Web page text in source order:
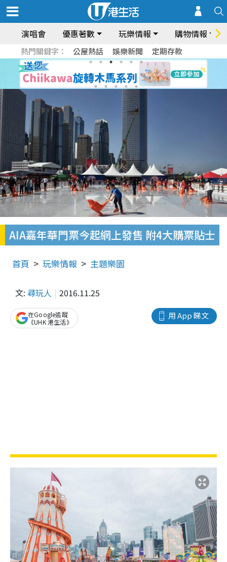
演唱會 優惠著數 玩樂情報 購物情報
熱門關鍵字： 公屋熱話 娛樂新聞 定期存款
AIA嘉年華門票今起網上發售 附4大購票貼士
首頁 玩樂情報 主題樂園
文: 尋玩人 2016.11.25
用 App 睇文
在Google追蹤
《UHK 港生活》